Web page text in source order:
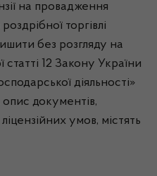
на провадження
торгівлі
без розгляду на
статті 12 Закону України
діяльності»
опис документів,
умов, містять